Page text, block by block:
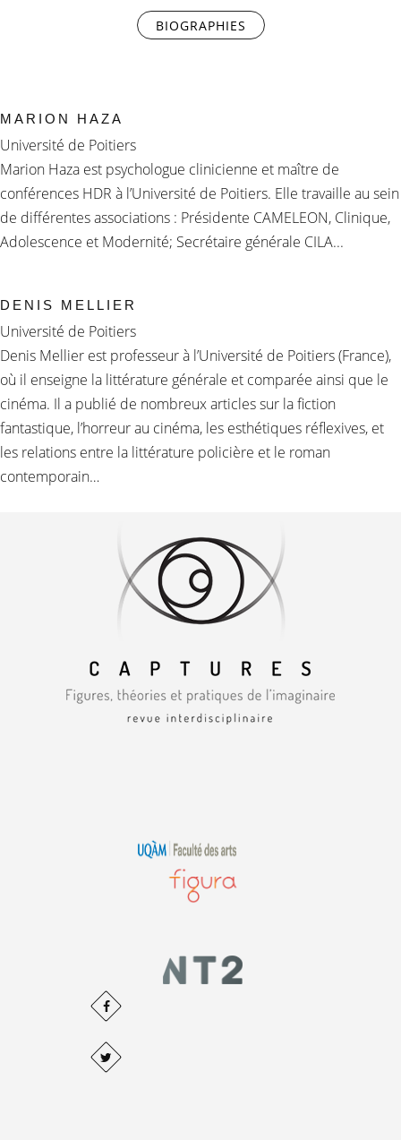
BIOGRAPHIES (ONGLET ACTIF)
MARION HAZA
Université de Poitiers
Marion Haza est psychologue clinicienne et maître de
conférences HDR à l’Université de Poitiers. Elle travaille au sein
de différentes associations : Présidente CAMELEON, Clinique,
Adolescence et Modernité; Secrétaire générale CILA...
DENIS MELLIER
Université de Poitiers
Denis Mellier est professeur à l’Université de Poitiers (France),
où il enseigne la littérature générale et comparée ainsi que le
cinéma. Il a publié de nombreux articles sur la fiction
fantastique, l’horreur au cinéma, les esthétiques réflexives, et
les relations entre la littérature policière et le roman
contemporain…